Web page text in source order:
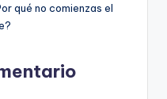
qué no comienzas el